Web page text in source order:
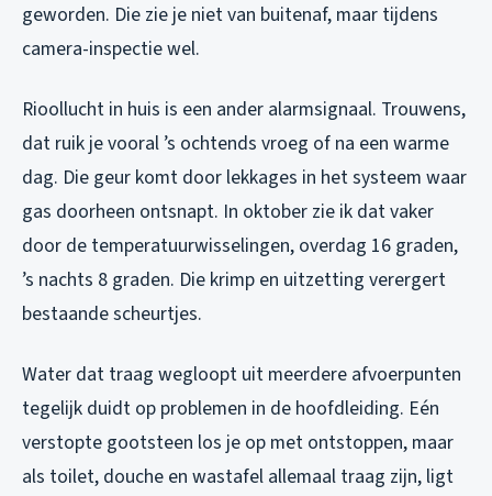
geworden. Die zie je niet van buitenaf, maar tijdens
camera-inspectie wel.
Rioollucht in huis is een ander alarmsignaal. Trouwens,
dat ruik je vooral ’s ochtends vroeg of na een warme
dag. Die geur komt door lekkages in het systeem waar
gas doorheen ontsnapt. In oktober zie ik dat vaker
door de temperatuurwisselingen, overdag 16 graden,
’s nachts 8 graden. Die krimp en uitzetting verergert
bestaande scheurtjes.
Water dat traag wegloopt uit meerdere afvoerpunten
tegelijk duidt op problemen in de hoofdleiding. Eén
verstopte gootsteen los je op met ontstoppen, maar
als toilet, douche en wastafel allemaal traag zijn, ligt